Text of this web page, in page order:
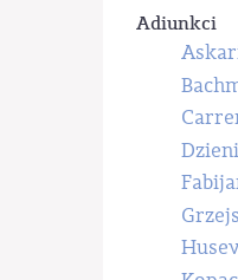
Adiunkci